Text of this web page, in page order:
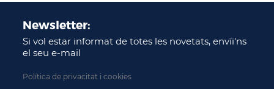
Newsletter:
Si vol estar informat de totes les novetats, envïi'ns
el seu e-mail
Política de privacitat i cookies